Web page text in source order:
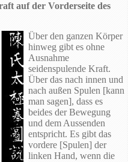
auf der Vorderseite des
Über den ganzen Körper
hinweg gibt es ohne
Ausnahme
seidenspulende Kraft.
Über das nach innen und
nach außen Spulen [kann
man sagen], dass es
beides der Bewegung
und dem Aussenden
entspricht. Es gibt das
vordere [Spulen] der
linken Hand, wenn die